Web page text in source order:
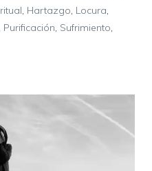
Hartazgo Locura
Purificación Sufrimiento